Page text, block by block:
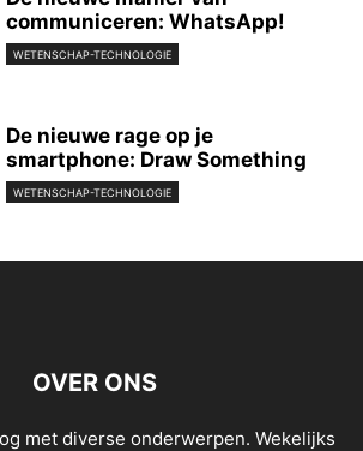
communiceren: WhatsApp!
WETENSCHAP-TECHNOLOGIE
De nieuwe rage op je
smartphone: Draw Something
WETENSCHAP-TECHNOLOGIE
OVER ONS
met diverse onderwerpen. Wekelijks